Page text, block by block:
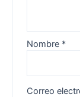
Nombre *
Correo